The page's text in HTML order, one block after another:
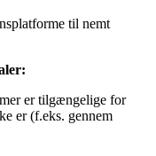
til nemt
er tilgængelige for
er (f.eks. gennem